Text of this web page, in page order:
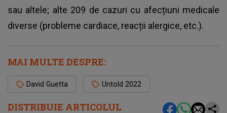
DISTRIBUIE ARTICOLUL
sau altele; alte 209 de cazuri cu afecțiuni medicale
diverse (probleme cardiace, reacții alergice, etc.).
MAI MULTE DESPRE:
David Guetta Untold 2022